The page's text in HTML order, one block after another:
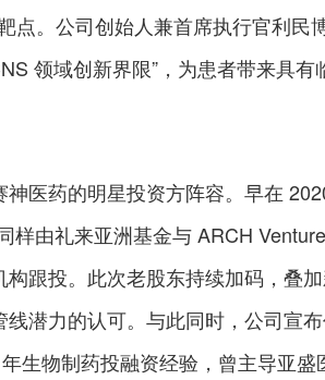
点。公司创始人兼首席执行官利民
领域创新界限”，为患者带来具
医药的明星投资方阵容。早在
样由礼来亚洲基金与 ARCH
跟投。此次老股东持续加码，叠
潜力的认可。与此同时，公司宣
生物制药投融资经验，曾主导亚盛